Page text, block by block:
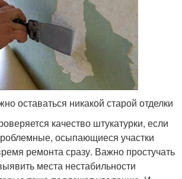
оставаться никакой старой отделки
качество штукатурки, если
осыпающиеся участки
ремонта сразу. Важно простучать
места нестабильности